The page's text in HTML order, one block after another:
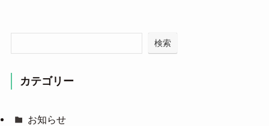
検索
カテゴリー
お知らせ